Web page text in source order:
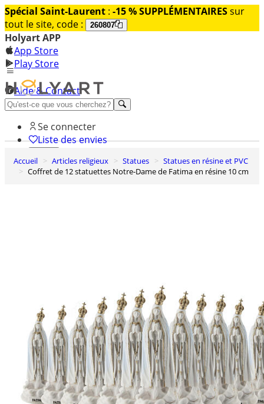
Spécial Saint-Laurent : -15 % SUPPLÉMENTAIRESsur
tout le site, code :
260807
Holyart APP
App Store
Play Store
Aide & Contact
Découvrez Premium
Se connecter
Liste des envies
0
Panier
Accueil Articles religieux Statues
Statues en résine et PVC
Coffret de 12 statuettes Notre-Dame de Fatima en résine 10 cm